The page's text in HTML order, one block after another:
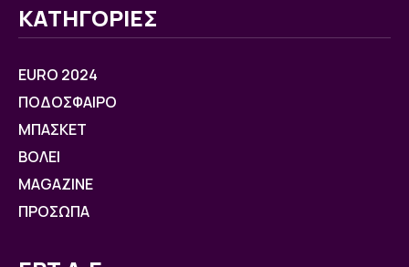
ΚΑΤΗΓΟΡΙΕΣ
EURO 2024
ΠΟΔΟΣΦΑΙΡΟ
ΜΠΑΣΚΕΤ
ΒOΛΕΙ
MAGAZINE
ΠΡΟΣΩΠΑ